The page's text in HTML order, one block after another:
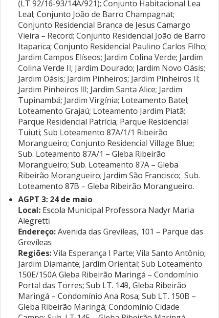
(LT 92/16-93/14A/921); Conjunto Habitacional Lea
Leal; Conjunto João de Barro Champagnat;
Conjunto Residencial Branca de Jesus Camargo
Vieira – Record; Conjunto Residencial João de Barro
Itaparica; Conjunto Residencial Paulino Carlos Filho;
Jardim Campos Elíseos; Jardim Colina Verde; Jardim
Colina Verde II; Jardim Dourado; Jardim Novo Oásis;
Jardim Oásis; Jardim Pinheiros; Jardim Pinheiros Il;
Jardim Pinheiros llI; Jardim Santa Alice; Jardim
Tupinambá; Jardim Virgínia; Loteamento Batel;
Loteamento Grajaú; Loteamento Jardim Piatã;
Parque Residencial Patrícia; Parque Residencial
Tuiuti; Sub Loteamento 87A/1/1 Ribeirão
Morangueiro; Conjunto Residencial Village Blue;
Sub. Loteamento 87A/1 – Gleba Ribeirão
Morangueiro; Sub. Loteamento 87A – Gleba
Ribeirão Morangueiro; Jardim São Francisco; Sub.
Loteamento 87B – Gleba Ribeirão Morangueiro.
AGPT 3: 24 de maio
Local: Escola Municipal Professora Nadyr Maria
Alegretti
Endereço:Avenida das Grevíleas, 101 – Parque das
Grevíleas
Regiões:Vila Esperança I Parte; Vila Santo Antônio;
Jardim Diamante; Jardim Oriental; Sub Loteamento
150E/150A Gleba Ribeirão Maringá – Condomínio
Portal das Torres; Sub LT. 149, Gleba Ribeirão
Maringá – Condomínio Ana Rosa; Sub LT. 150B –
Gleba Ribeirão Maringá; Condomínio Cidade